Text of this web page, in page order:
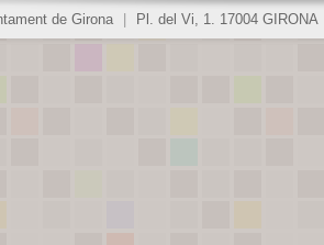
de Girona Pl. del Vi, 1. 17004 GIRONA